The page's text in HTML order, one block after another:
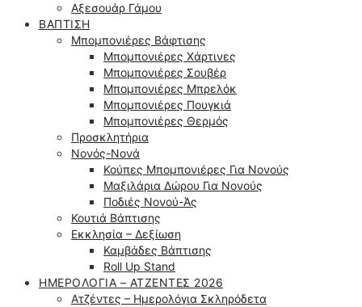
Αξεσουάρ Γάμου
ΒΆΠΤΙΣΗ
Μπομπονιέρες Βάφτισης
Μπομπονιέρες Χάρτινες
Μπομπονιέρες Σουβέρ
Μπομπονιέρες Μπρελόκ
Μπομπονιέρες Πουγκιά
Μπομπονιέρες Θερμός
Προσκλητήρια
Νονός-Νονά
Κούπες Μπομπονιέρες Για Νονούς
Μαξιλάρια Δώρου Για Νονούς
Ποδιές Νονού-Άς
Κουτιά Βάπτισης
Εκκλησία – Δεξίωση
Καμβάδες Βάπτισης
Roll Up Stand
ΗΜΕΡΟΛΌΓΙΑ – ΑΤΖΈΝΤΕΣ 2026
Ατζέντες – Ημερολόγια Σκληρόδετα